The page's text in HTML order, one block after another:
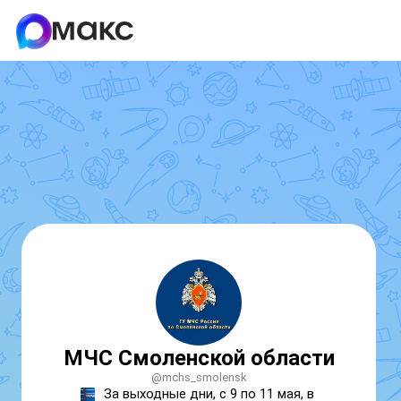
МЧС Смоленской области
@mchs_smolensk
За выходные дни, с 9 по 11 мая, в